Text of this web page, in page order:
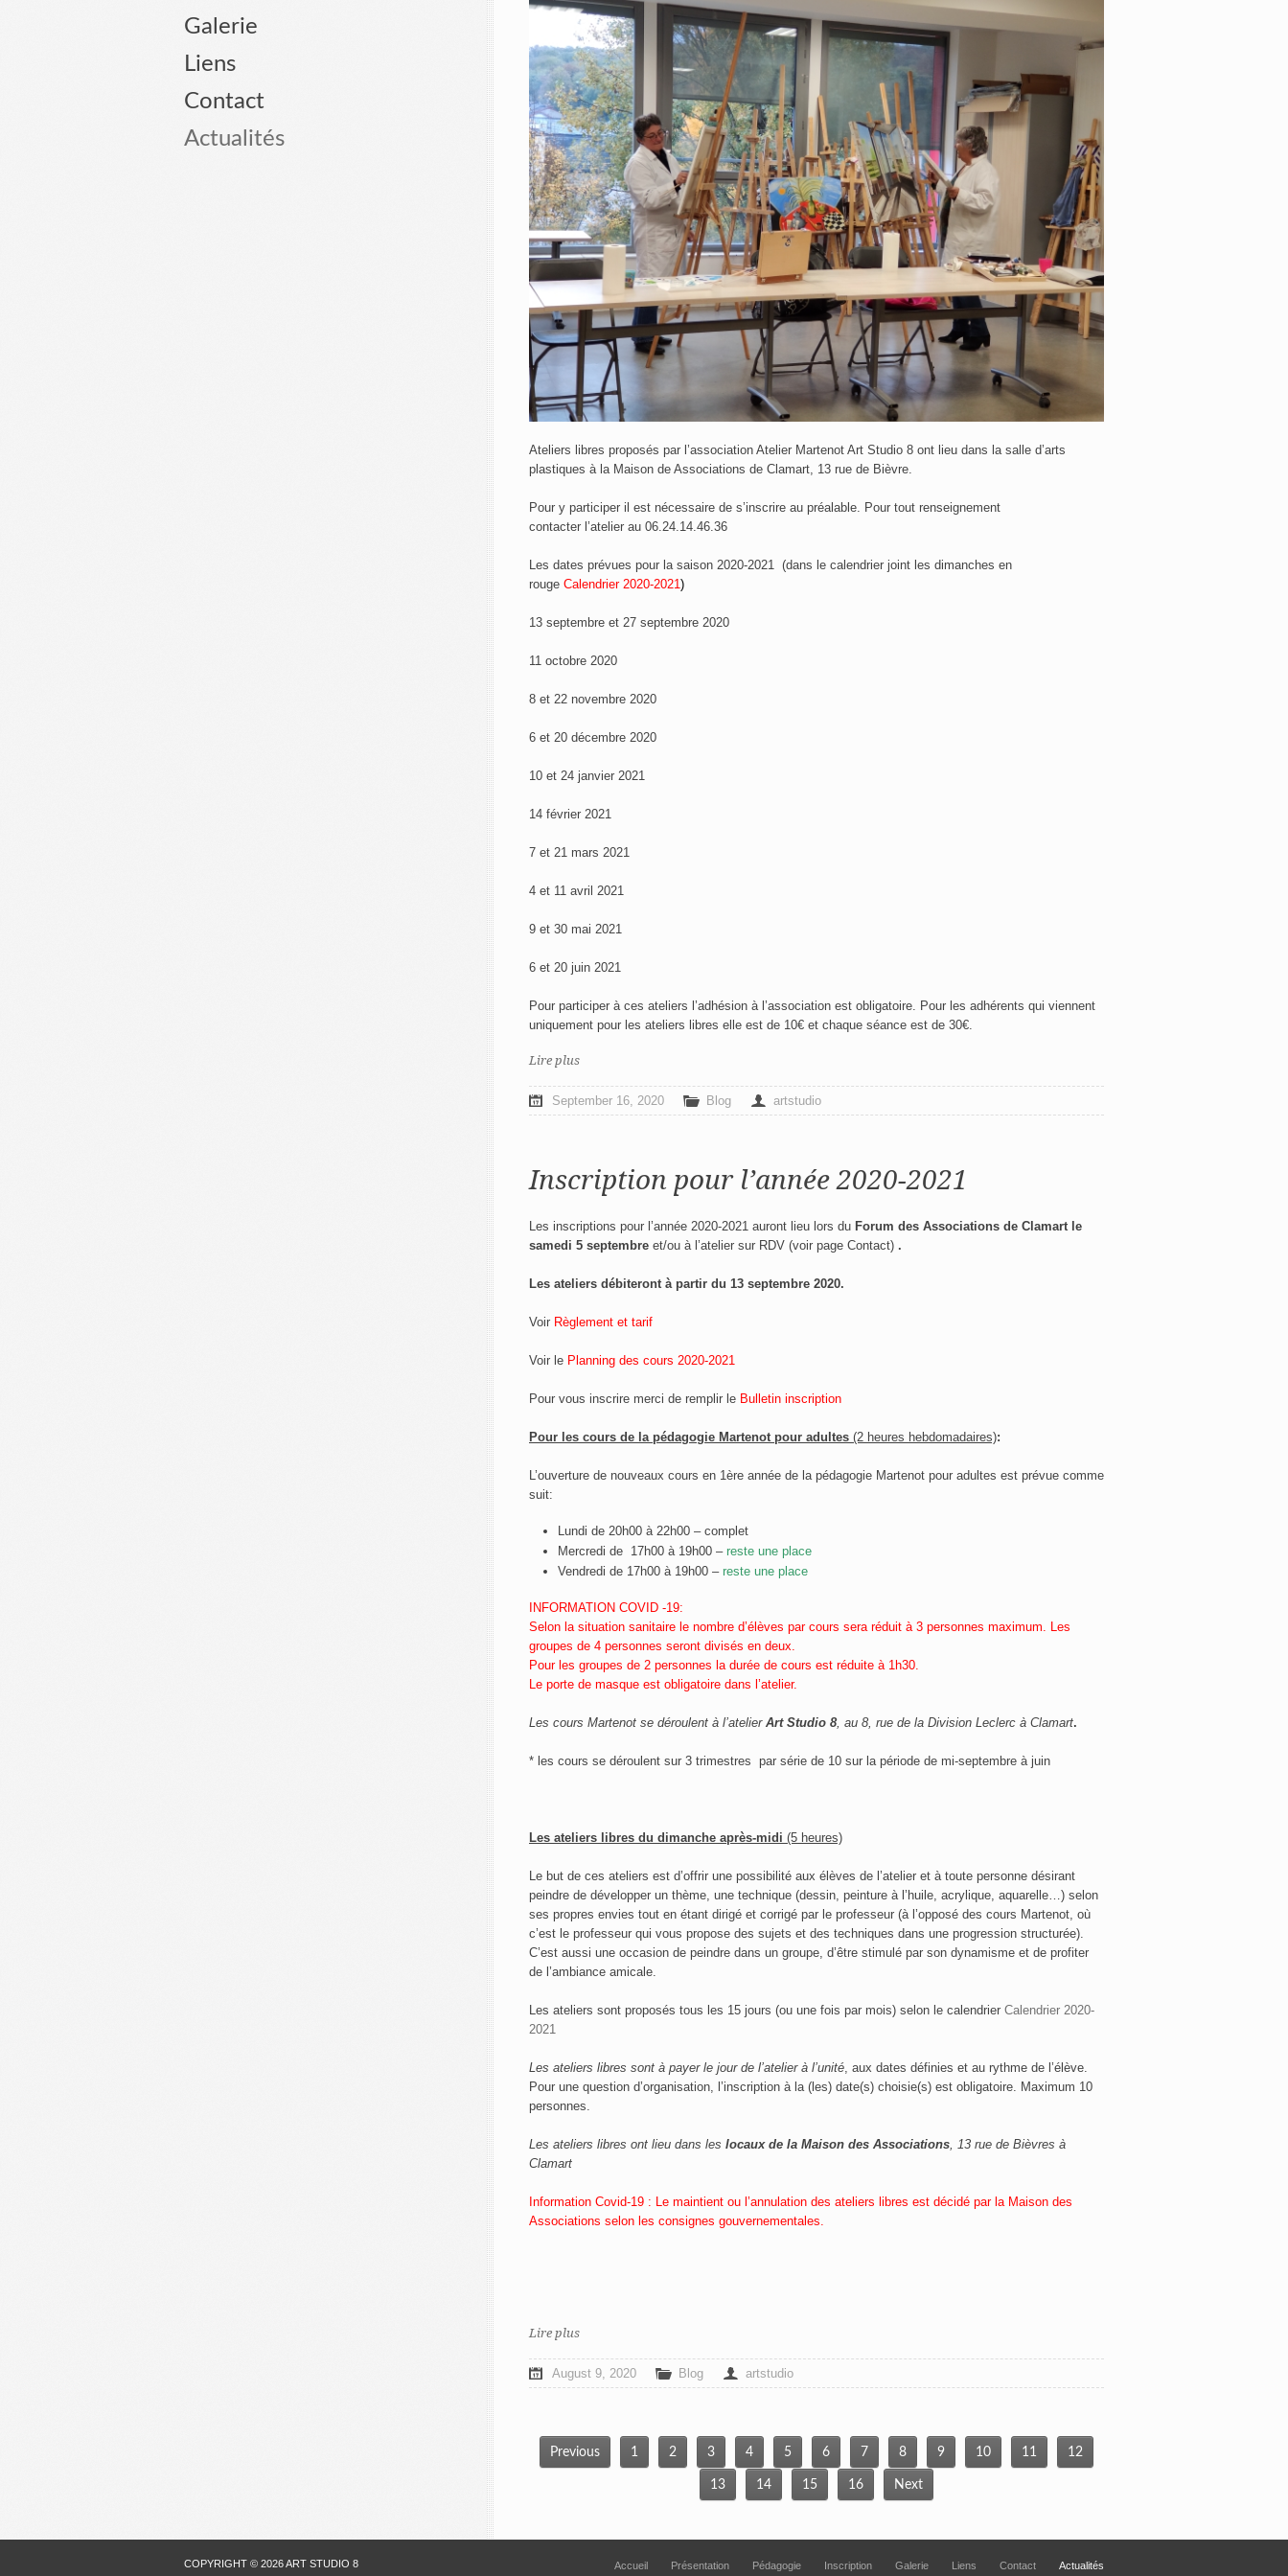
Ateliers libres proposés par l’association Atelier Martenot Art Studio 8 ont lieu dans la salle d’arts
plastiques à la Maison de Associations de Clamart, 13 rue de Bièvre.
Pour y participer il est nécessaire de s’inscrire au préalable. Pour tout renseignement
contacter l’atelier au 06.24.14.46.36
Les dates prévues pour la saison 2020-2021 (dans le calendrier joint les dimanches en
rouge Calendrier 2020-2021)
13 septembre et 27 septembre 2020
11 octobre 2020
8 et 22 novembre 2020
6 et 20 décembre 2020
10 et 24 janvier 2021
14 février 2021
7 et 21 mars 2021
4 et 11 avril 2021
9 et 30 mai 2021
6 et 20 juin 2021
Pour participer à ces ateliers l’adhésion à l’association est obligatoire. Pour les adhérents qui viennent
uniquement pour les ateliers libres elle est de 10€ et chaque séance est de 30€.
Lire plus
September 16, 2020 Blog artstudio
Inscription pour l’année 2020-2021
Les inscriptions pour l’année 2020-2021 auront lieu lors du Forum des Associations de Clamart le
samedi 5 septembre et/ou à l’atelier sur RDV (voir page Contact) .
Les ateliers débiteront à partir du 13 septembre 2020.
Voir Règlement et tarif
Voir le Planning des cours 2020-2021
Pour vous inscrire merci de remplir le Bulletin inscription
Pour les cours de la pédagogie Martenot pour adultes (2 heures hebdomadaires):
L’ouverture de nouveaux cours en 1ère année de la pédagogie Martenot pour adultes est prévue comme
suit:
Lundi de 20h00 à 22h00 – complet
Mercredi de 17h00 à 19h00 – reste une place
Vendredi de 17h00 à 19h00 – reste une place
INFORMATION COVID -19:
Selon la situation sanitaire le nombre d’élèves par cours sera réduit à 3 personnes maximum. Les
groupes de 4 personnes seront divisés en deux.
Pour les groupes de 2 personnes la durée de cours est réduite à 1h30.
Le porte de masque est obligatoire dans l’atelier.
Les cours Martenot se déroulent à l’atelier Art Studio 8, au 8, rue de la Division Leclerc à Clamart.
* les cours se déroulent sur 3 trimestres par série de 10 sur la période de mi-septembre à juin
Les ateliers libres du dimanche après-midi (5 heures)
Le but de ces ateliers est d’offrir une possibilité aux élèves de l’atelier et à toute personne désirant
peindre de développer un thème, une technique (dessin, peinture à l’huile, acrylique, aquarelle…) selon
ses propres envies tout en étant dirigé et corrigé par le professeur (à l’opposé des cours Martenot, où
c’est le professeur qui vous propose des sujets et des techniques dans une progression structurée).
C’est aussi une occasion de peindre dans un groupe, d’être stimulé par son dynamisme et de profiter
de l’ambiance amicale.
Les ateliers sont proposés tous les 15 jours (ou une fois par mois) selon le calendrier Calendrier 2020-
2021
Les ateliers libres sont à payer le jour de l’atelier à l’unité, aux dates définies et au rythme de l’élève.
Pour une question d’organisation, l’inscription à la (les) date(s) choisie(s) est obligatoire. Maximum 10
personnes.
Les ateliers libres ont lieu dans les locaux de la Maison des Associations, 13 rue de Bièvres à
Clamart
Information Covid-19 : Le maintient ou l’annulation des ateliers libres est décidé par la Maison des
Associations selon les consignes gouvernementales.
Lire plus
August 9, 2020 Blog artstudio
Previous 1 2 3 4 5 6 7 8 9 10 11 12
13 14 15 16 Next
Galerie
Liens
Contact
Actualités
COPYRIGHT © 2026 ART STUDIO 8 Accueil Présentation Pédagogie Inscription Galerie Liens Contact Actualités